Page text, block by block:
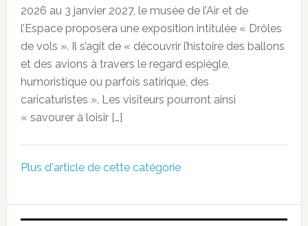
2026 au 3 janvier 2027, le musée de l’Air et de
l’Espace proposera une exposition intitulée « Drôles
de vols ». Il s’agit de « découvrir l’histoire des ballons
et des avions à travers le regard espiègle,
humoristique ou parfois satirique, des
caricaturistes ». Les visiteurs pourront ainsi
« savourer à loisir […]
Plus d'article de cette catégorie